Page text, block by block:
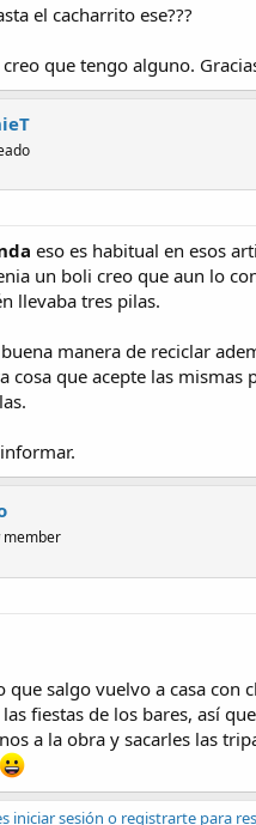
el cacharrito ese???
que tengo alguno.
eso es habitual en esos
un boli creo que aun lo
llevaba tres pilas.
manera de reciclar
cosa que acepte las mismas
member
que salgo vuelvo a casa con
fiestas de los bares, así
a la obra y sacarles las
iniciar sesión o registrarte para